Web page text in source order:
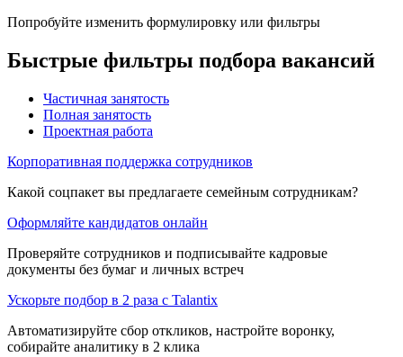
Попробуйте изменить формулировку или фильтры
Быстрые фильтры подбора вакансий
Частичная занятость
Полная занятость
Проектная работа
Корпоративная поддержка сотрудников
Какой соцпакет вы предлагаете семейным сотрудникам?
Оформляйте кандидатов онлайн
Проверяйте сотрудников и подписывайте кадровые
документы без бумаг и личных встреч
Ускорьте подбор в 2 раза с Talantix
Автоматизируйте сбор откликов, настройте воронку,
собирайте аналитику в 2 клика